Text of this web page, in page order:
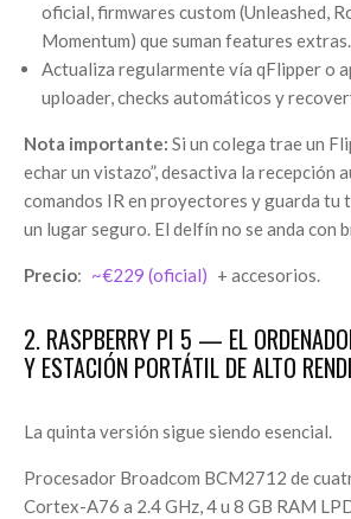
oficial, firmwares custom (Unleashed,
Momentum) que suman features extras.
Actualiza regularmente vía qFlipper o
uploader, checks automáticos y
Nota importante: Si un colega trae un
echar un vistazo”, desactiva la recepción
comandos IR en proyectores y guarda tu
un lugar seguro. El delfín no se anda con
Precio: ~€229 (oficial) + accesorios.
2. RASPBERRY PI 5 — EL
Y ESTACIÓN PORTÁTIL DE ALTO
La quinta versión sigue siendo esencial.
Procesador Broadcom BCM2712 de
Cortex-A76 a 2.4 GHz, 4 u 8 GB RAM